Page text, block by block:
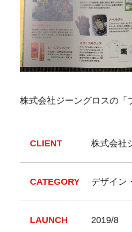
株式会社ジーングロスの「
CLIENT 株式会社
CATEGORY デザイン
LAUNCH
2019/8